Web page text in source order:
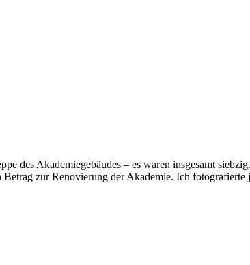
des Akademiegebäudes – es waren insgesamt
zur Renovierung der Akademie. Ich fotografierte